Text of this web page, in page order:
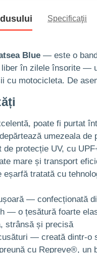
Specificaţii
Blue — este o
în zilele însorite —
cu motocicleta. De
poate fi purtat
umezeala
de protecție UV, cu
mare și transport
eșarfă tratată cu
— confecționată
— o țesătură foarte
strânsă și precisă
— creată dintr-o
cu Repreve®, un